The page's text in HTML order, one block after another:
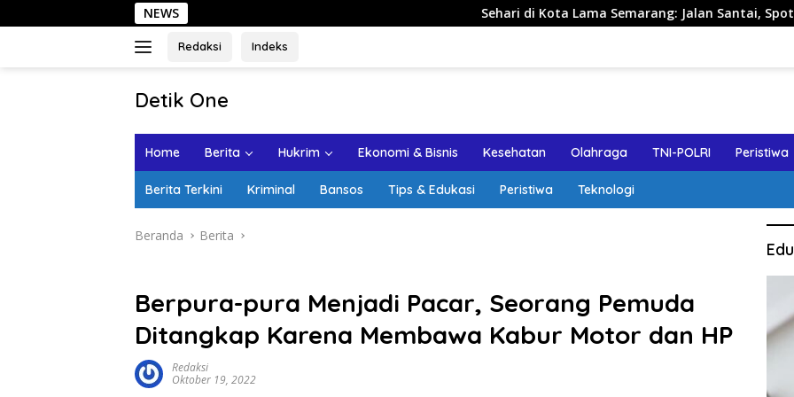
ke
NEWS Sehari di Kota Lama Semarang: Jalan Santai, Spot Foto, dan
Redaksi Indeks
Detik One
Ungkap
Home Berita Hukrim Ekonomi & Bisnis Kesehatan Olahraga TNI-POLRI Peristiwa
Berita Terkini Kriminal Bansos Tips & Edukasi Peristiwa Teknologi
Beranda Berita
Berpura-pura Menjadi Pacar, Seorang Pemuda
Ditangkap Karena Membawa Kabur Motor dan HP
Redaksi
Oktober 19, 2022